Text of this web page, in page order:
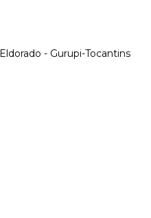
- Gurupi-Tocantins